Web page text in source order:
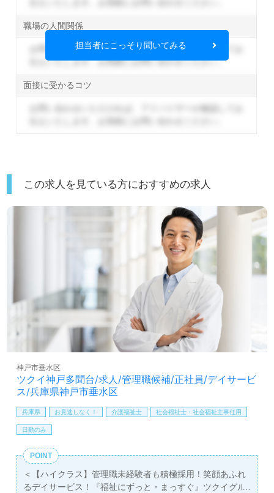
職場の人間関係
お問い合わせいただければ、アドバイザーが確認してお
伝えいたします。お気軽にお問い合わせください。
面接に受かるコツ
担当者にこっそり聞いてみる
この求人を見ている方におすすめの求人
ツクイ神戸多聞台/求人/管理職候補/正社員/デイサービ
ス/兵庫県神戸市垂水区
神戸市垂水区
兵庫県 お見逃しなく！ 介護福祉士 社会福祉士・社会福祉主事任用
日勤のみ
POINT
＜【ハイクラス】管理職未経験者も積極採用！笑顔あふれ
るデイサービス！『福祉にずっと・まっすぐ』ツクイグル